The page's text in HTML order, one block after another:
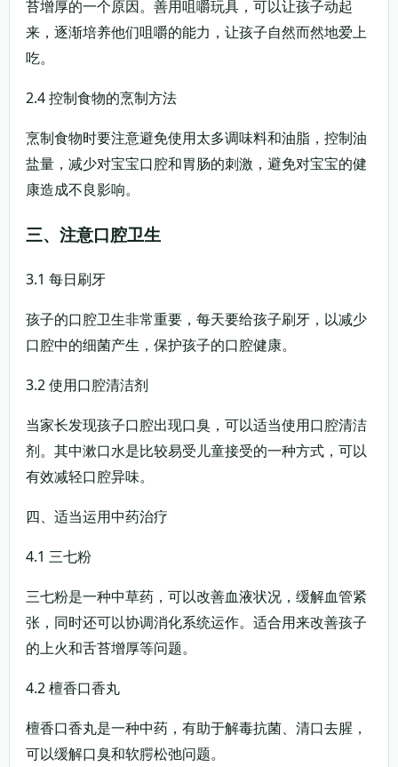
苔增厚的一个原因。善用咀嚼玩具，可以让孩子动起
来，逐渐培养他们咀嚼的能力，让孩子自然而然地爱上
吃。
2.4 控制食物的烹制方法
烹制食物时要注意避免使用太多调味料和油脂，控制油
盐量，减少对宝宝口腔和胃肠的刺激，避免对宝宝的健
康造成不良影响。
三、注意口腔卫生
3.1 每日刷牙
孩子的口腔卫生非常重要，每天要给孩子刷牙，以减少
口腔中的细菌产生，保护孩子的口腔健康。
3.2 使用口腔清洁剂
当家长发现孩子口腔出现口臭，可以适当使用口腔清洁
剂。其中漱口水是比较易受儿童接受的一种方式，可以
有效减轻口腔异味。
四、适当运用中药治疗
4.1 三七粉
三七粉是一种中草药，可以改善血液状况，缓解血管紧
张，同时还可以协调消化系统运作。适合用来改善孩子
的上火和舌苔增厚等问题。
4.2 檀香口香丸
檀香口香丸是一种中药，有助于解毒抗菌、清口去腥，
可以缓解口臭和软腭松弛问题。